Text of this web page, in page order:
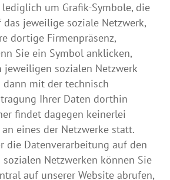
um Grafik-Symbole, die
jeweilige soziale Netzwerk,
dortige Firmenpräsenz,
Sie ein Symbol anklicken,
jeweiligen sozialen Netzwerk
mit der technisch
Ihrer Daten dorthin
findet dagegen keinerlei
eines der Netzwerke statt.
die Datenverarbeitung auf den
Netzwerken können Sie
auf unserer Website abrufen,